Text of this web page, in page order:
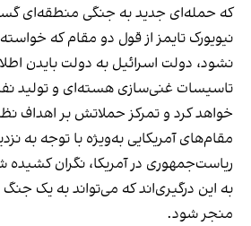
که حمله‌ای جدید به جنگی منطقه‌ای
نیویورک تایمز از قول دو مقام که
نشود، دولت اسرائیل به دولت بایدن
تاسیسات غنی‌سازی هسته‌ای و تولید
خواهد کرد و تمرکز حملاتش بر اهداف
مقام‌های آمریکایی به‌ویژه با توجه به
ریاست‌جمهوری در آمریکا، نگران کشیده
به این درگیری‌اند که می‌تواند به یک جنگ
منجر شود.